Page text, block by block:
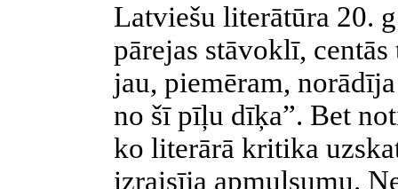
Latviešu literātūra 20.
pārejas stāvoklī,
jau, piemēram,
no šī pīļu dīķa”. Bet
ko literārā kritika
izraisīja apmulsumu.